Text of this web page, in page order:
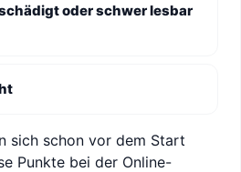
oder schwer lesbar
sich schon vor dem Start
Punkte bei der Online-